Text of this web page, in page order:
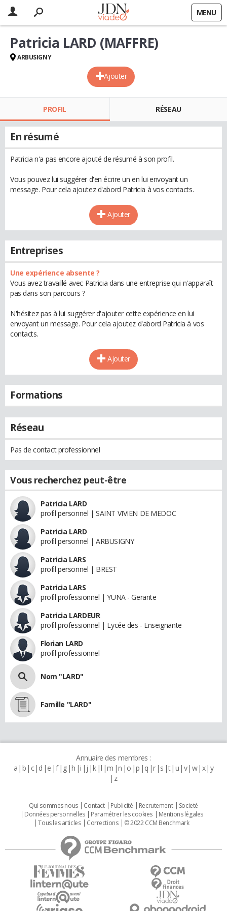
MENU
Ajouter
Patricia LARD (MAFFRE)
ARBUSIGNY
PROFIL RÉSEAU
En résumé
Patricia n'a pas encore ajouté de résumé à son profil.
Vous pouvez lui suggérer d'en écrire un en lui envoyant un
message. Pour cela ajoutez d'abord Patricia à vos contacts.
Ajouter
Entreprises
Une expérience absente ?
Vous avez travaillé avec Patricia dans une entreprise qui n'apparaît
pas dans son parcours ?
N'hésitez pas à lui suggérer d'ajouter cette expérience en lui
envoyant un message. Pour cela ajoutez d'abord Patricia à vos
contacts.
Ajouter
Formations
Réseau
Pas de contact professionnel
Vous recherchez peut-être
Patricia LARD
profil personnel | SAINT VIVIEN DE MEDOC
Patricia LARD
profil personnel | ARBUSIGNY
Patricia LARS
profil personnel | BREST
Patricia LARS
profil professionnel | YUNA - Gerante
Patricia LARDEUR
profil professionnel | Lycée des - Enseignante
Florian LARD
profil professionnel
Nom "LARD"
Famille "LARD"
Annuaire des membres :
a b c d e f g h i j k l m n o p q r s t u v w x y
z
Qui sommes nous Contact Publicité Recrutement
Societé
Données personnelles
Paramétrer les cookies
Mentions légales
Tous les articles
Corrections © 2022 CCM Benchmark